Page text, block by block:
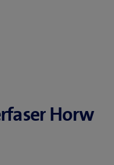
Horw